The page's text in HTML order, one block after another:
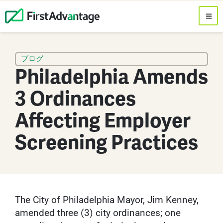
ブログ
Philadelphia Amends
3 Ordinances
Affecting Employer
Screening Practices
The City of Philadelphia Mayor, Jim Kenney,
amended three (3) city ordinances; one